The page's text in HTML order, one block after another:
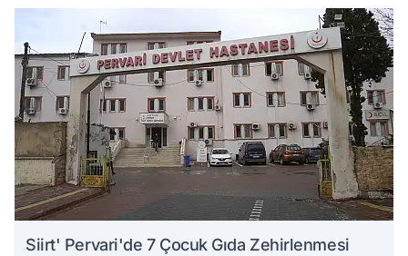
Siirt' Pervari'de 7 Çocuk Gıda Zehirlenmesi